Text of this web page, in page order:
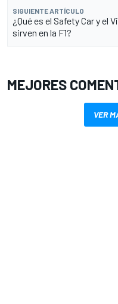
SIGUIENTE ARTÍCULO
¿Qué es el Safety Car y el
sirven en la F1?
MEJORES
VER